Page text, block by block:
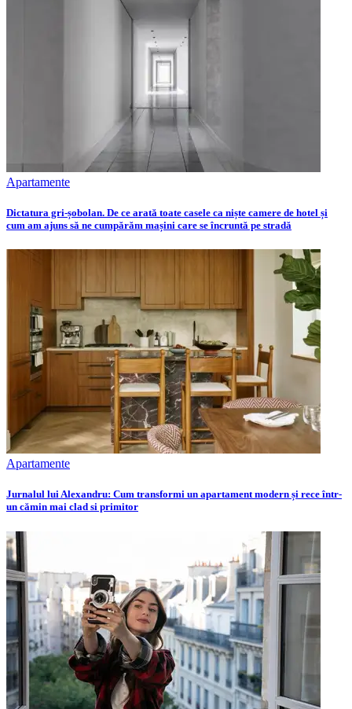
Apartamente
Dictatura gri-șobolan. De ce arată toate casele ca niște camere de hotel și
cum am ajuns să ne cumpărăm mașini care se încruntă pe stradă
Apartamente
Jurnalul lui Alexandru: Cum transformi un apartament modern și rece într-
un cămin mai clad si primitor